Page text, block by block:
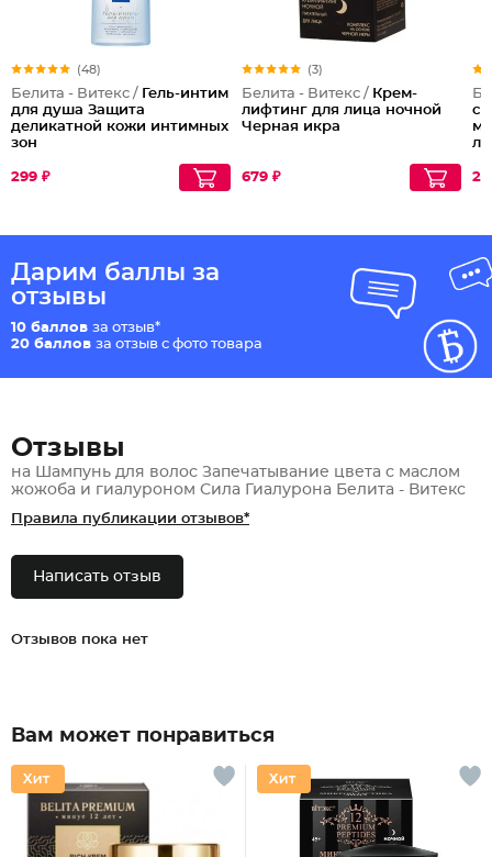
(48)
Белита - Витекс / Гель-интим
для душа Защита
деликатной кожи интимных
зон
299 ₽
(3)
Белита - Витекс / Крем-
лифтинг для лица ночной
Черная икра
679 ₽
Дарим баллы за
отзывы
10 баллов за отзыв*
20 баллов за отзыв с фото товара
Отзывы
на Шампунь для волос Запечатывание цвета с маслом
жожоба и гиалуроном Сила Гиалурона Белита - Витекс
Правила публикации отзывов*
Написать отзыв
Отзывов пока нет
Вам может понравиться